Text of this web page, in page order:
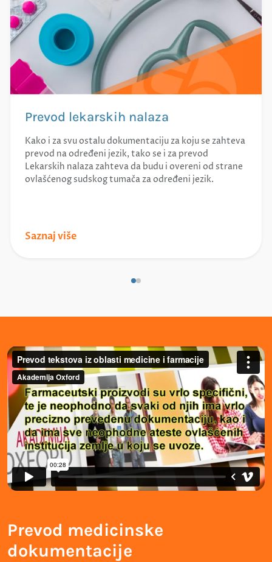
Prevod lekarskih nalaza
Kako i za svu ostalu dokumentaciju za koju se zahteva
prevod na određeni jezik, tako se i za prevod
Lekarskih nalaza zahteva da budu i overeni od strane
ovlašćenog sudskog tumača za određeni jezik.
Saznaj više
Prevod medicinske
dokumentacije